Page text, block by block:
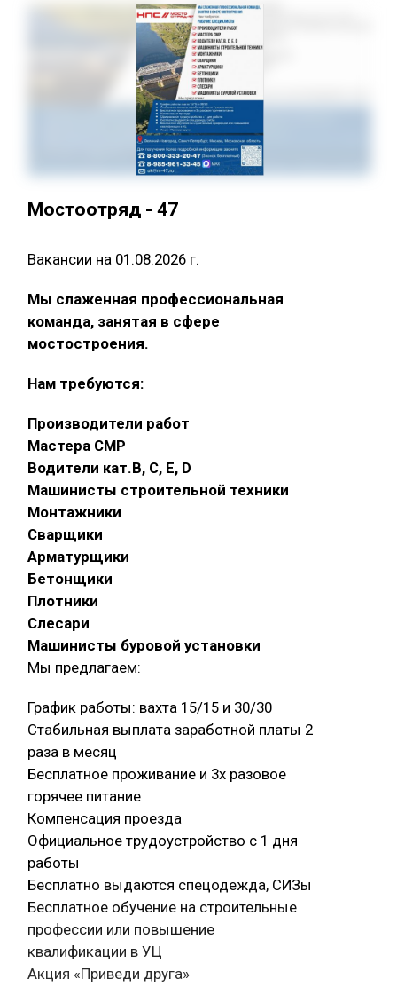
Мостоотряд - 47
Вакансии на 01.08.2026 г.
Мы слаженная профессиональная
команда, занятая в сфере
мостостроения.
Нам требуются:
Производители работ
Мастера СМР
Водители кат.В, С, Е, D
Машинисты строительной техники
Монтажники
Сварщики
Арматурщики
Бетонщики
Плотники
Слесари
Машинисты буровой установки
Мы предлагаем:
График работы: вахта 15/15 и 30/30
Стабильная выплата заработной платы 2
раза в месяц
Бесплатное проживание и 3х разовое
горячее питание
Компенсация проезда
Официальное трудоустройство с 1 дня
работы
Бесплатно выдаются спецодежда, СИЗы
Бесплатное обучение на строительные
профессии или повышение
квалификации в УЦ
Акция «Приведи друга»